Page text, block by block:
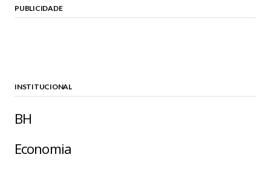
PUBLICIDADE
INSTITUCIONAL
BH
Economia